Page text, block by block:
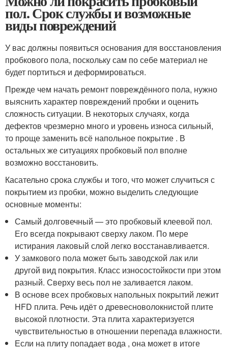
пол. Срок службы и возможные
виды повреждений
У вас должны появиться основания для восстановления
пробкового пола, поскольку сам по себе материал не
будет портиться и деформироваться.
Прежде чем начать ремонт повреждённого пола, нужно
выяснить характер повреждений пробки и оценить
сложность ситуации. В некоторых случаях, когда
дефектов чрезмерно много и уровень износа сильный,
то проще заменить всё напольное покрытие . В
остальных же ситуациях пробковый пол вполне
возможно восстановить.
Касательно срока службы и того, что может случиться с
покрытием из пробки, можно выделить следующие
основные моменты:
Самый долговечный — это пробковый клеевой пол.
Его всегда покрывают сверху лаком. По мере
истирания лаковый слой легко восстанавливается.
У замкового пола может быть заводской лак или
другой вид покрытия. Класс износостойкости при этом
разный. Сверху весь пол не заливается лаком.
В основе всех пробковых напольных покрытий лежит
HFD плита. Речь идёт о древесноволокнистой плите
высокой плотности. Эта плита характеризуется
чувствительностью в отношении перепада влажности.
Если на плиту попадает вода , она может в итоге